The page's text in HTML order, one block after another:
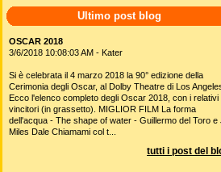
Ultimo post blog
OSCAR 2018
3/6/2018 10:08:03 AM - Kater
Si è celebrata il 4 marzo 2018 la 90° edizione della
Cerimonia degli Oscar, al Dolby Theatre di Los
Ecco l'elenco completo degli Oscar 2018, con i relativi
vincitori (in grassetto). MIGLIOR FILM La forma
dell'acqua - The shape of water - Guillermo del Toro e
Miles Dale Chiamami col t...
tutti i post del